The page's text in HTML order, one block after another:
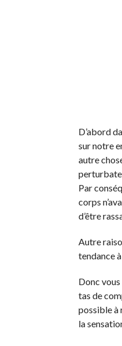
D’abord
sur notre
autre
Par
corps
d’être
Autre
tendance
Donc
tas de
possible à
la